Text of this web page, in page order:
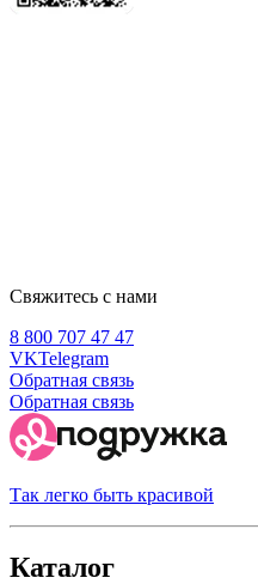
Свяжитесь с нами
8 800 707 47 47
VKTelegram
Обратная связь
Обратная связь
Так легко быть красивой
Каталог